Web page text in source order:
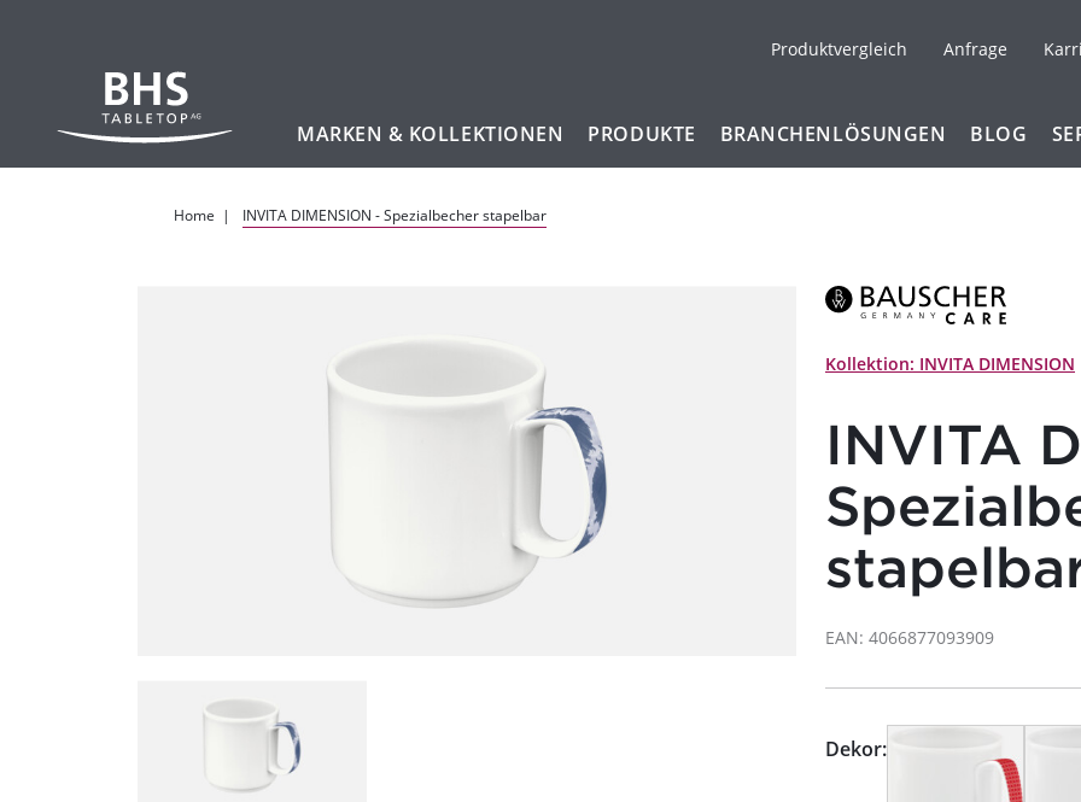
Produktvergleich Anfrage
MARKEN & KOLLEKTIONEN PRODUKTE BRANCHENLÖSUNGEN BLOG
Home INVITA DIMENSION - Spezialbecher stapelbar
Kollektion: INVITA DIMENSION
INVITA
EAN: 4066877093909
Dekor: